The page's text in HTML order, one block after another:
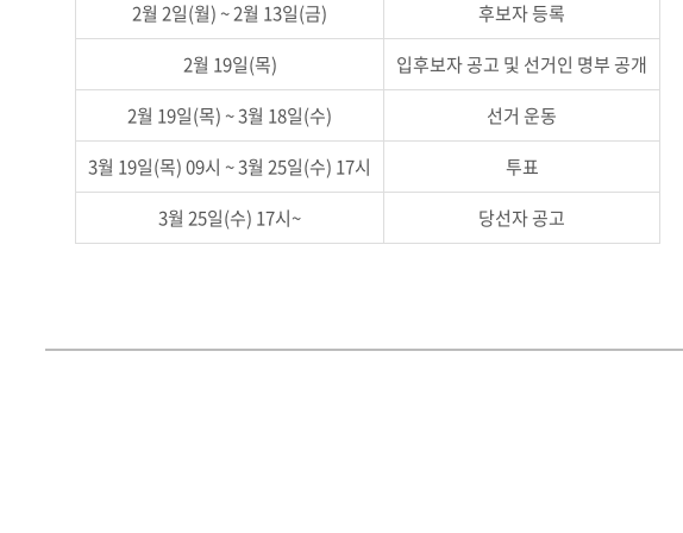
2월 2일(월) ~ 2월 13일(금)
후보자 등록
2월 19일(목)
입후보자 공고 및 선거인 명부 공개
2월 19일(목) ~ 3월 18일(수)
선거 운동
3월 19일(목) 09시 ~ 3월 25일(수) 17시
투표
3월 25일(수) 17시~
당선자 공고